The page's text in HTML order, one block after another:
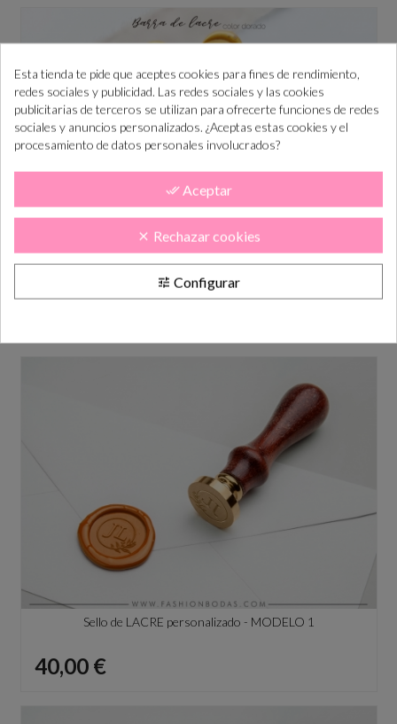
Sello de LACRE personalizado - MODELO 1
Precio
40,00 €
Esta tienda te pide que aceptes cookies para fines de rendimiento,
redes sociales y publicidad. Las redes sociales y las cookies
publicitarias de terceros se utilizan para ofrecerte funciones de redes
sociales y anuncios personalizados. ¿Aceptas estas cookies y el
procesamiento de datos personales involucrados?
done_all Aceptar
clear Rechazar cookies
tune Configurar